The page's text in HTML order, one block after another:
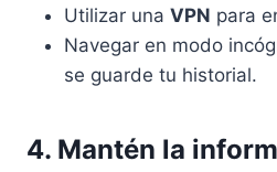
Utilizar una VPN para
Navegar en modo
se guarde tu historial.
4. Mantén la